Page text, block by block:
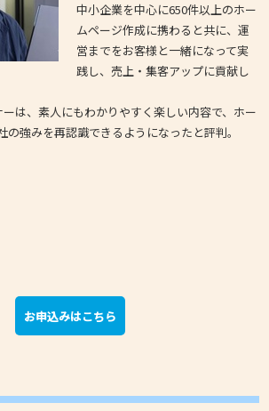
中小企業を中心に650件以上のホー
ムページ作成に携わると共に、運
営までをお客様と一緒になって実
践し、売上・集客アップに貢献し
は、素人にもわかりやすく楽しい内容で、ホー
の強みを再認識できるようになったと評判。
お申込みはこちら